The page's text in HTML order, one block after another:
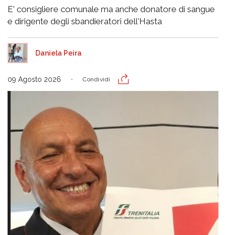
E' consigliere comunale ma anche donatore di sangue
e dirigente degli sbandieratori dell'Hasta
Daniela Peira
09 Agosto 2026 Condividi